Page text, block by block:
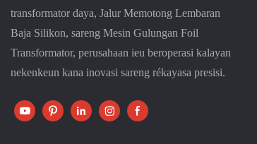
transformator daya, Jalur Memotong Lembaran
Baja Silikon, sareng Mesin Gulungan Foil
Transformator, perusahaan ieu beroperasi kalayan
nekenkeun kana inovasi sareng rékayasa presisi.